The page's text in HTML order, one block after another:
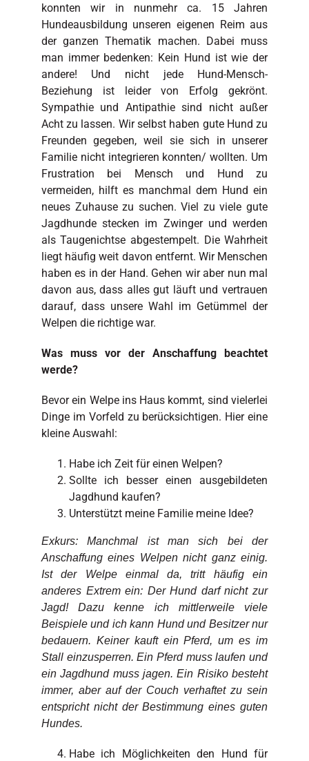
konnten wir in nunmehr ca. 15 Jahren
Hundeausbildung unseren eigenen Reim aus
der ganzen Thematik machen. Dabei muss
man immer bedenken: Kein Hund ist wie der
andere! Und nicht jede Hund-Mensch-
Beziehung ist leider von Erfolg gekrönt.
Sympathie und Antipathie sind nicht außer
Acht zu lassen. Wir selbst haben gute Hund zu
Freunden gegeben, weil sie sich in unserer
Familie nicht integrieren konnten/ wollten. Um
Frustration bei Mensch und Hund zu
vermeiden, hilft es manchmal dem Hund ein
neues Zuhause zu suchen. Viel zu viele gute
Jagdhunde stecken im Zwinger und werden
als Taugenichtse abgestempelt. Die Wahrheit
liegt häufig weit davon entfernt. Wir Menschen
haben es in der Hand. Gehen wir aber nun mal
davon aus, dass alles gut läuft und vertrauen
darauf, dass unsere Wahl im Getümmel der
Welpen die richtige war.
Was muss vor der Anschaffung beachtet
werde?
Bevor ein Welpe ins Haus kommt, sind vielerlei
Dinge im Vorfeld zu berücksichtigen. Hier eine
kleine Auswahl:
Habe ich Zeit für einen Welpen?
Sollte ich besser einen ausgebildeten
Jagdhund kaufen?
Unterstützt meine Familie meine Idee?
Exkurs: Manchmal ist man sich bei der
Anschaffung eines Welpen nicht ganz einig.
Ist der Welpe einmal da, tritt häufig ein
anderes Extrem ein: Der Hund darf nicht zur
Jagd! Dazu kenne ich mittlerweile viele
Beispiele und ich kann Hund und Besitzer nur
bedauern. Keiner kauft ein Pferd, um es im
Stall einzusperren. Ein Pferd muss laufen und
ein Jagdhund muss jagen. Ein Risiko besteht
immer, aber auf der Couch verhaftet zu sein
entspricht nicht der Bestimmung eines guten
Hundes.
Habe ich Möglichkeiten den Hund für